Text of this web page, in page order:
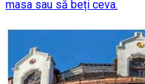
masa sau să beți ceva.